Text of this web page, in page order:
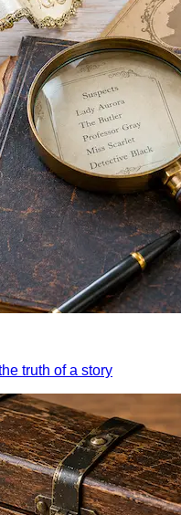
truth of a story